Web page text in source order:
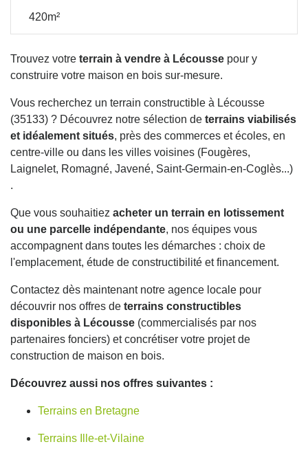
420m²
Trouvez votre terrain à vendre à Lécousse pour y
construire votre maison en bois sur-mesure.
Vous recherchez un terrain constructible à Lécousse
(35133) ? Découvrez notre sélection de terrains viabilisés
et idéalement situés, près des commerces et écoles, en
centre-ville ou dans les villes voisines (Fougères,
Laignelet, Romagné, Javené, Saint-Germain-en-Coglès...)
.
Que vous souhaitiez acheter un terrain en lotissement
ou une parcelle indépendante, nos équipes vous
accompagnent dans toutes les démarches : choix de
l'emplacement, étude de constructibilité et financement.
Contactez dès maintenant notre agence locale pour
découvrir nos offres de terrains constructibles
disponibles à Lécousse (commercialisés par nos
partenaires fonciers) et concrétiser votre projet de
construction de maison en bois.
Découvrez aussi nos offres suivantes :
Terrains en Bretagne
Terrains Ille-et-Vilaine